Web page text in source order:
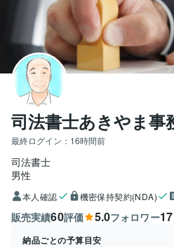
司法書士あきやま事
最終ログイン： 16時間前
司法書士
男性
本人確認 機密保持契約(NDA)
販売実績60評価 5.0フォロワー17
納品ごとの予算目安